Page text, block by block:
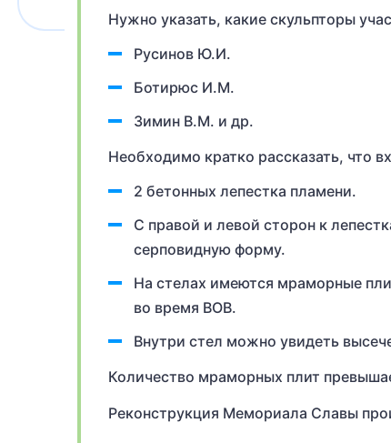
Нужно указать, какие скульпторы
Русинов Ю.И.
Ботирюс И.М.
Зимин В.М. и др.
Необходимо кратко рассказать, что
2 бетонных лепестка пламени.
С правой и левой сторон к
серповидную форму.
На стелах имеются мраморные
во время ВОВ.
Внутри стел можно увидеть
Количество мраморных плит
Реконструкция Мемориала Славы